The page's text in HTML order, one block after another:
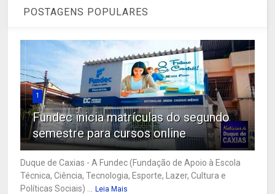
POSTAGENS POPULARES
1
Fundec inicia matrículas do segundo
semestre para cursos online
Duque de Caxias - A Fundec (Fundação de Apoio à Escola
Técnica, Ciência, Tecnologia, Esporte, Lazer, Cultura e
Políticas Sociais) ...
Leia Mais